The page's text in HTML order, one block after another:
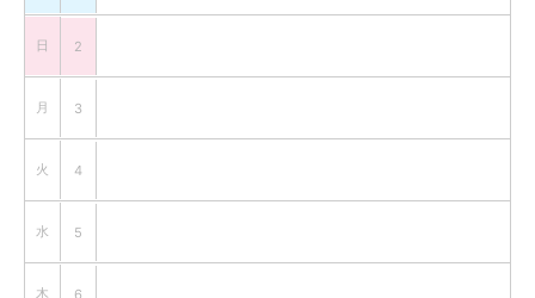
日 2
月 3
火 4
水 5
木 6